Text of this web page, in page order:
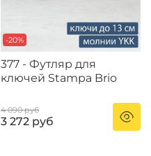
-20%
377 - Футляр для
ключей Stampa Brio
4 090 руб
3 272 руб